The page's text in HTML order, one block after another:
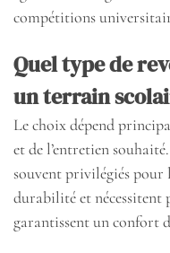
compétitions
Quel type de
un terrain
Le choix dépend
et de l’entretien
souvent privilégiés pour
durabilité et nécessitent
garantissent un confort